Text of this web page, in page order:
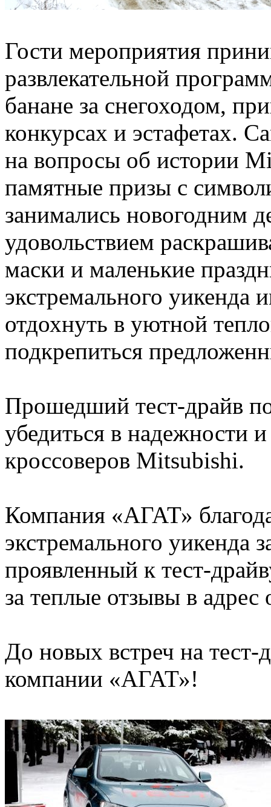
Гости мероприятия
развлекательной
банане за снегоходом,
конкурсах и эстафетах.
на вопросы об истории
памятные призы с
занимались новогодним
удовольствием
маски и маленькие
экстремального уикенда
отдохнуть в уютной
подкрепиться
Прошедший тест-драйв
убедиться в надежности
кроссоверов Mitsubishi.
Компания «АГАТ»
экстремального уикенда
проявленный к тест-
за теплые отзывы в адрес
До новых встреч на тест-
компании «АГАТ»!